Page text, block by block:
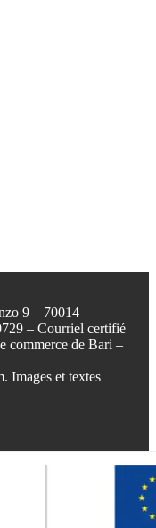
9 – 70014
– Courriel certifié
commerce de Bari –
et textes